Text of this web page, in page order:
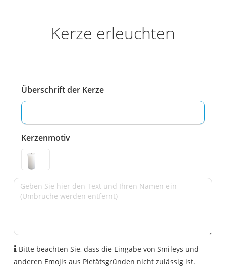
Kerze erleuchten
Überschrift der Kerze
Kerzenmotiv
Bitte beachten Sie, dass die Eingabe von Smileys und
anderen Emojis aus Pietätsgründen nicht zulässig ist.